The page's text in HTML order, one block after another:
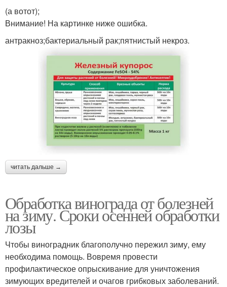
(а вотот);
Внимание! На картинке ниже ошибка.
антракноз;бактериальный рак;пятнистый некроз.
читать дальше →
Обработка винограда от болезней
на зиму. Сроки осенней обработки
лозы
Чтобы виноградник благополучно пережил зиму, ему
необходима помощь. Вовремя провести
профилактическое опрыскивание для уничтожения
зимующих вредителей и очагов грибковых заболеваний.